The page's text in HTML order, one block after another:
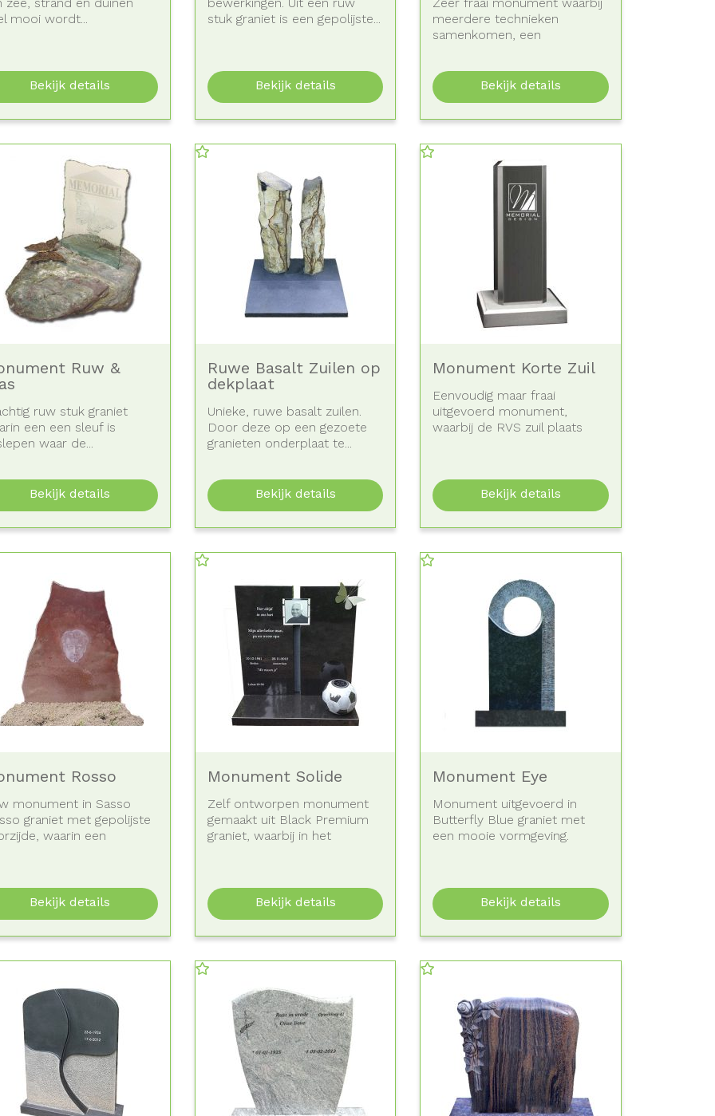
mooi wordt...
Bekijk details
stuk graniet is een gepolijste...
Bekijk details
meerdere technieken
samenkomen, een
Bekijk details
Ruw &
ruw stuk graniet
een een sleuf is
waar de...
Bekijk details
Ruwe Basalt Zuilen op
dekplaat
Unieke, ruwe basalt zuilen.
Door deze op een gezoete
granieten onderplaat te...
Bekijk details
Monument Korte Zuil
Eenvoudig maar fraai
uitgevoerd monument,
waarbij de RVS zuil plaats
Bekijk details
Rosso
monument in Sasso
graniet met gepolijste
waarin een
Bekijk details
Monument Solide
Zelf ontworpen monument
gemaakt uit Black Premium
graniet, waarbij in het
Bekijk details
Monument Eye
Monument uitgevoerd in
Butterfly Blue graniet met
een mooie vormgeving.
Bekijk details